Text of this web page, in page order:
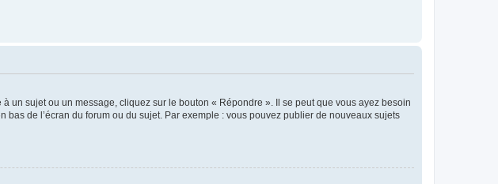
sujet ou un message, cliquez sur le bouton « Répondre ». Il se peut que vous ayez besoin
de l’écran du forum ou du sujet. Par exemple : vous pouvez publier de nouveaux sujets